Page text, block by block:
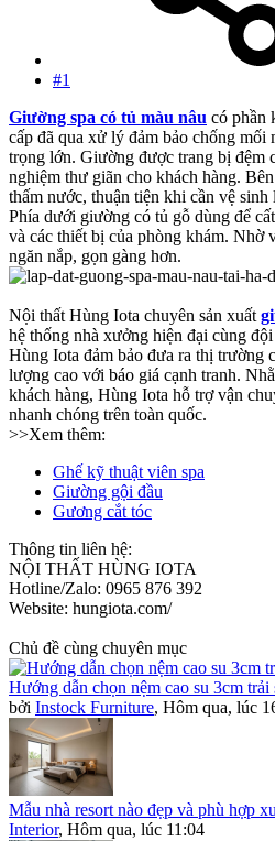
#1
Giường spa có tủ màu nâu có phần
cấp đã qua xử lý đảm bảo chống mối
trọng lớn. Giường được trang bị đệm
nghiệm thư giãn cho khách hàng.
thấm nước, thuận tiện khi cần vệ sinh
Phía dưới giường có tủ gỗ dùng để
và các thiết bị của phòng khám. Nhờ
ngăn nắp, gọn gàng hơn.
Nội thất Hùng Iota chuyên sản xuất
hệ thống nhà xưởng hiện đại cùng
Hùng Iota đảm bảo đưa ra thị trường
lượng cao với báo giá cạnh tranh.
khách hàng, Hùng Iota hỗ trợ vận
nhanh chóng trên toàn quốc.
>>Xem thêm:
Ghế kỹ thuật viên spa
Giường gội đầu
Gương cắt tóc
Thông tin liên hệ:
NỘI THẤT HÙNG IOTA
Hotline/Zalo: 0965 876 392
Website: hungiota.com/
Chủ đề cùng chuyên mục
Hướng dẫn chọn nệm cao su 3cm
bởi Instock Furniture, Hôm qua, lúc
Mẫu nhà resort nào đẹp và phù hợp
Interior, Hôm qua, lúc 11:04